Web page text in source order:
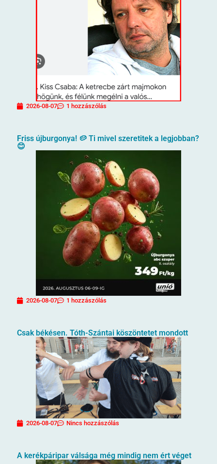
2026-08-07 1 hozzászólás
Friss újburgonya! 🥔 Ti mivel szeretitek a legjobban?
😊
2026-08-07 1 hozzászólás
Csak békésen. Tóth-Szántai köszöntetet mondott
2026-08-07 Nincs hozzászólás
A kerékpáripar válsága még mindig nem ért véget